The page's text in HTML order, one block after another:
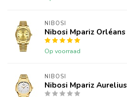
NIBOSI
Nibosi Mpariz Orléans
Op voorraad
NIBOSI
Nibosi Mpariz Aurelius